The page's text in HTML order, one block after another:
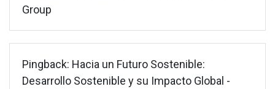
Group
Pingback: Hacia un Futuro Sostenible:
Desarrollo Sostenible y su Impacto Global -